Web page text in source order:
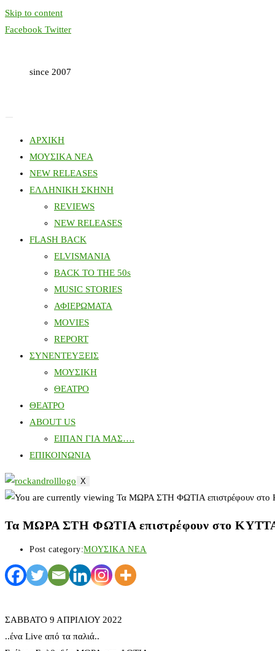
Skip to content
Facebook Twitter
since 2007
ΑΡΧΙΚΗ
ΜΟΥΣΙΚΑ ΝΕΑ
NEW RELEASES
ΕΛΛΗΝΙΚΗ ΣΚΗΝΗ
REVIEWS
NEW RELEASES
FLASH BACK
ELVISMANIA
BACK TO THE 50s
MUSIC STORIES
ΑΦΙΕΡΩΜΑΤΑ
MOVIES
REPORT
ΣΥΝΕΝΤΕΥΞΕΙΣ
ΜΟΥΣΙΚΗ
ΘΕΑΤΡΟ
ΘΕΑΤΡΟ
ABOUT US
ΕΙΠΑΝ ΓΙΑ ΜΑΣ….
ΕΠΙΚΟΙΝΩΝΙΑ
X
Τα ΜΩΡΑ ΣΤΗ ΦΩΤΙΑ επιστρέφουν στο
Post category:ΜΟΥΣΙΚΑ ΝΕΑ
ΣΑΒΒΑΤΟ 9 ΑΠΡΙΛΙΟΥ 2022
..ένα Live από τα παλιά..